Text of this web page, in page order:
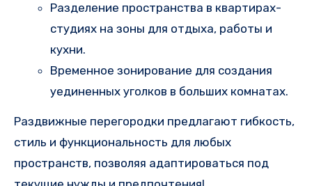
Разделение пространства в квартирах-
студиях на зоны для отдыха, работы и
кухни.
Временное зонирование для создания
уединенных уголков в больших комнатах.
Раздвижные перегородки предлагают гибкость,
стиль и функциональность для любых
пространств, позволяя адаптироваться под